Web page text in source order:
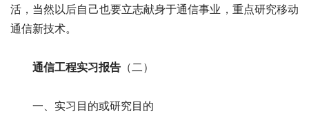
活，当然以后自己也要立志献身于通信事业，重点研究移动
通信新技术。
通信工程实习报告 （二）
一、实习目的或研究目的